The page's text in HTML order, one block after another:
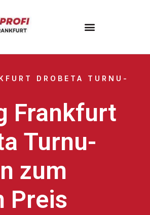
DROBETA TURNU-
Frankfurt
Turnu-
zum
Preis